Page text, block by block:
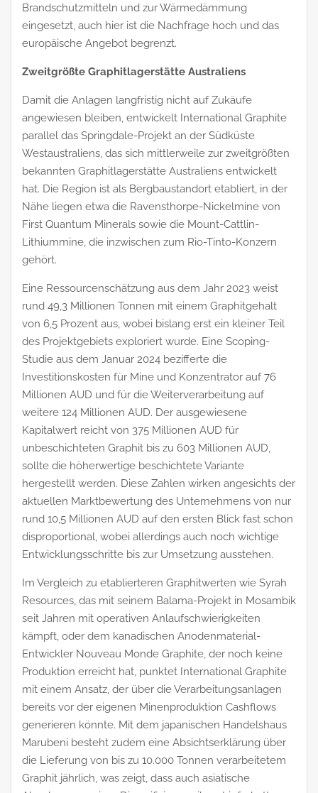
Brandschutzmitteln und zur Wärmedämmung
eingesetzt, auch hier ist die Nachfrage hoch und das
europäische Angebot begrenzt.
Zweitgrößte Graphitlagerstätte Australiens
Damit die Anlagen langfristig nicht auf Zukäufe
angewiesen bleiben, entwickelt International Graphite
parallel das Springdale-Projekt an der Südküste
Westaustraliens, das sich mittlerweile zur zweitgrößten
bekannten Graphitlagerstätte Australiens entwickelt
hat. Die Region ist als Bergbaustandort etabliert, in der
Nähe liegen etwa die Ravensthorpe-Nickelmine von
First Quantum Minerals sowie die Mount-Cattlin-
Lithiummine, die inzwischen zum Rio-Tinto-Konzern
gehört.
Eine Ressourcenschätzung aus dem Jahr 2023 weist
rund 49,3 Millionen Tonnen mit einem Graphitgehalt
von 6,5 Prozent aus, wobei bislang erst ein kleiner Teil
des Projektgebiets exploriert wurde. Eine Scoping-
Studie aus dem Januar 2024 bezifferte die
Investitionskosten für Mine und Konzentrator auf 76
Millionen AUD und für die Weiterverarbeitung auf
weitere 124 Millionen AUD. Der ausgewiesene
Kapitalwert reicht von 375 Millionen AUD für
unbeschichteten Graphit bis zu 603 Millionen AUD,
sollte die höherwertige beschichtete Variante
hergestellt werden. Diese Zahlen wirken angesichts der
aktuellen Marktbewertung des Unternehmens von nur
rund 10,5 Millionen AUD auf den ersten Blick fast schon
disproportional, wobei allerdings auch noch wichtige
Entwicklungsschritte bis zur Umsetzung ausstehen.
Im Vergleich zu etablierteren Graphitwerten wie Syrah
Resources, das mit seinem Balama-Projekt in Mosambik
seit Jahren mit operativen Anlaufschwierigkeiten
kämpft, oder dem kanadischen Anodenmaterial-
Entwickler Nouveau Monde Graphite, der noch keine
Produktion erreicht hat, punktet International Graphite
mit einem Ansatz, der über die Verarbeitungsanlagen
bereits vor der eigenen Minenproduktion Cashflows
generieren könnte. Mit dem japanischen Handelshaus
Marubeni besteht zudem eine Absichtserklärung über
die Lieferung von bis zu 10.000 Tonnen verarbeitetem
Graphit jährlich, was zeigt, dass auch asiatische